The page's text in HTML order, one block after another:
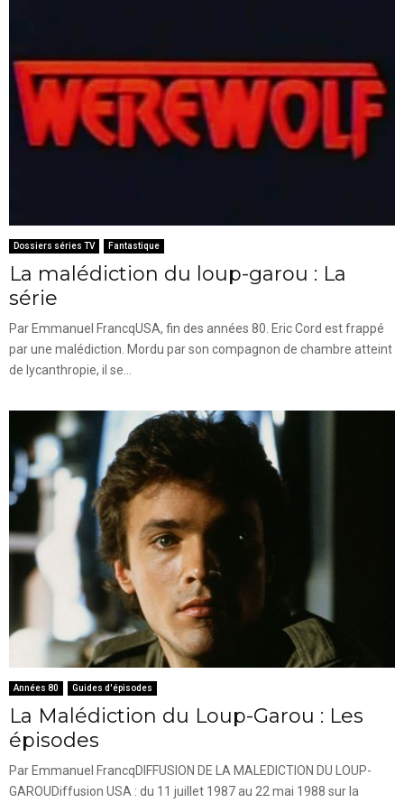
Dossiers séries TV Fantastique
La malédiction du loup-garou : La
série
Par Emmanuel FrancqUSA, fin des années 80. Eric Cord est frappé
par une malédiction. Mordu par son compagnon de chambre atteint
de lycanthropie, il se...
Années 80 Guides d'épisodes
La Malédiction du Loup-Garou : Les
épisodes
Par Emmanuel FrancqDIFFUSION DE LA MALEDICTION DU LOUP-
GAROUDiffusion USA : du 11 juillet 1987 au 22 mai 1988 sur la